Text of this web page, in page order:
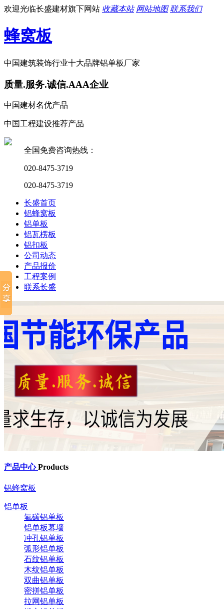
欢迎光临长盛建材旗下网站 收藏本站 网站地图 联系我们
蜂窝板
中国建筑装饰行业十大品牌铝单板厂家
质量.服务.诚信.AAA企业
中国建材名优产品
中国工程建设推荐产品
全国免费咨询热线：
020-8475-3719
020-8475-3719
长盛首页
铝蜂窝板
铝单板
铝瓦楞板
铝扣板
公司动态
产品报价
工程案例
联系长盛
产品中心Products
铝蜂窝板
铝单板
氟碳铝单板
铝单板幕墙
冲孔铝单板
弧形铝单板
石纹铝单板
木纹铝单板
双曲铝单板
密拼铝单板
拉网铝单板